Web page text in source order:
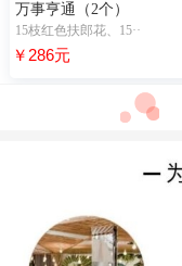
万事亨通（2个）
15枝红色扶郎花、15··
￥286元